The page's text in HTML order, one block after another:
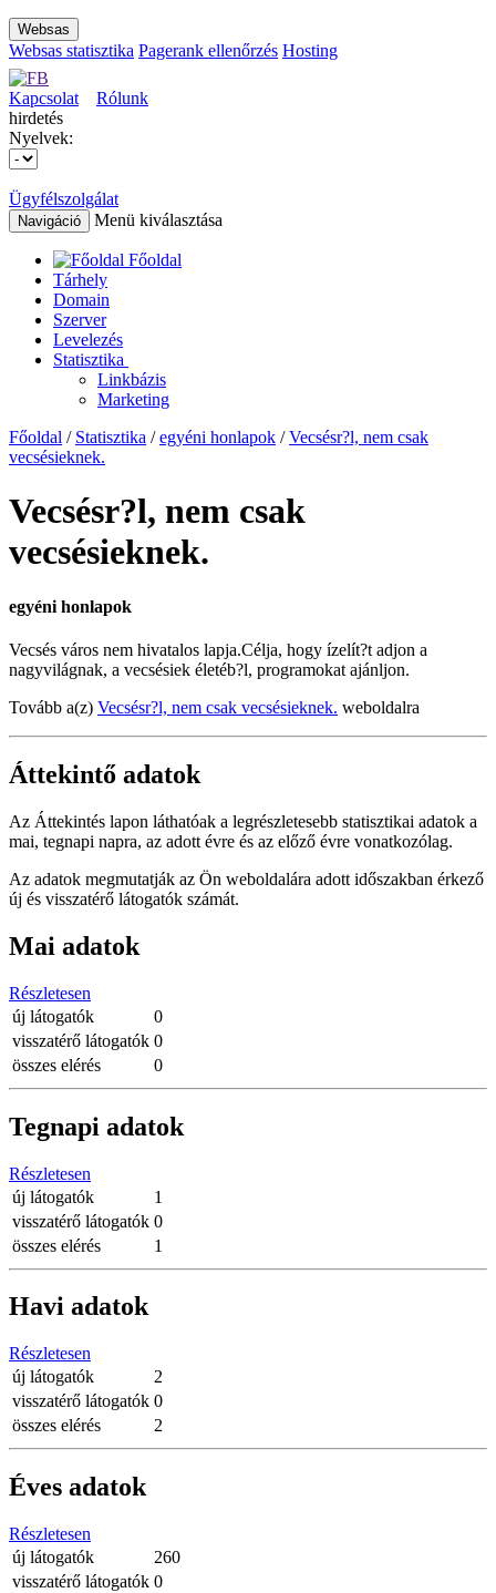
Websas
Websas statisztika Pagerank ellenőrzés Hosting
Kapcsolat
Rólunk
hirdetés
Nyelvek:
Ügyfélszolgálat
Navigáció Menü kiválasztása
Főoldal
Tárhely
Domain
Szerver
Levelezés
Statisztika
Linkbázis
Marketing
Főoldal / Statisztika /egyéni honlapok /Vecsésr?l, nem csak
vecsésieknek.
Vecsésr?l, nem csak
vecsésieknek.
egyéni honlapok
Vecsés város nem hivatalos lapja.Célja, hogy ízelít?t adjon a
nagyvilágnak, a vecsésiek életéb?l, programokat ajánljon.
Tovább a(z) Vecsésr?l, nem csak vecsésieknek. weboldalra
Áttekintő adatok
Az Áttekintés lapon láthatóak a legrészletesebb statisztikai adatok a
mai, tegnapi napra, az adott évre és az előző évre vonatkozólag.
Az adatok megmutatják az Ön weboldalára adott időszakban érkező
új és visszatérő látogatók számát.
Mai adatok
Részletesen
új látogatók
0
visszatérő látogatók 0
összes elérés
0
Tegnapi adatok
Részletesen
új látogatók
1
visszatérő látogatók 0
összes elérés
1
Havi adatok
Részletesen
új látogatók
2
visszatérő látogatók 0
összes elérés
2
Éves adatok
Részletesen
új látogatók
260
visszatérő látogatók 0